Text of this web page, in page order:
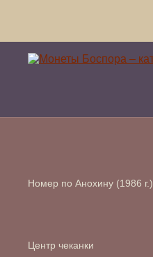
Номер по Анохину (1986 г.)
Центр чеканки